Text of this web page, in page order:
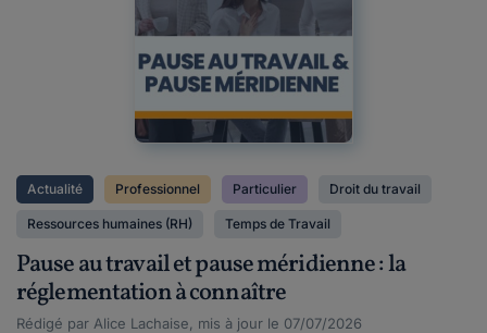
Actualité Professionnel Particulier Droit du travail
Ressources humaines (RH) Temps de Travail
Pause au travail et pause méridienne : la
réglementation à connaître
Rédigé par Alice Lachaise, mis à jour le 07/07/2026